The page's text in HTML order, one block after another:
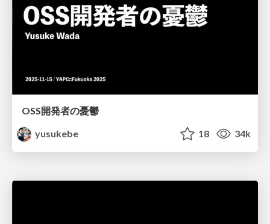
OSS開発者の憂鬱
yusukebe
18 34k